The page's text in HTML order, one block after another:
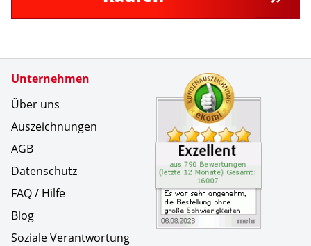
Unternehmen
Über uns
Auszeichnungen
AGB
Datenschutz
FAQ / Hilfe
Blog
Soziale Verantwortung
Zertifikate